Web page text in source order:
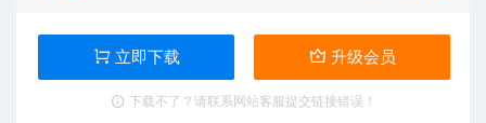
立即下载 升级会员
下载不了？请联系网站客服提交链接错误！